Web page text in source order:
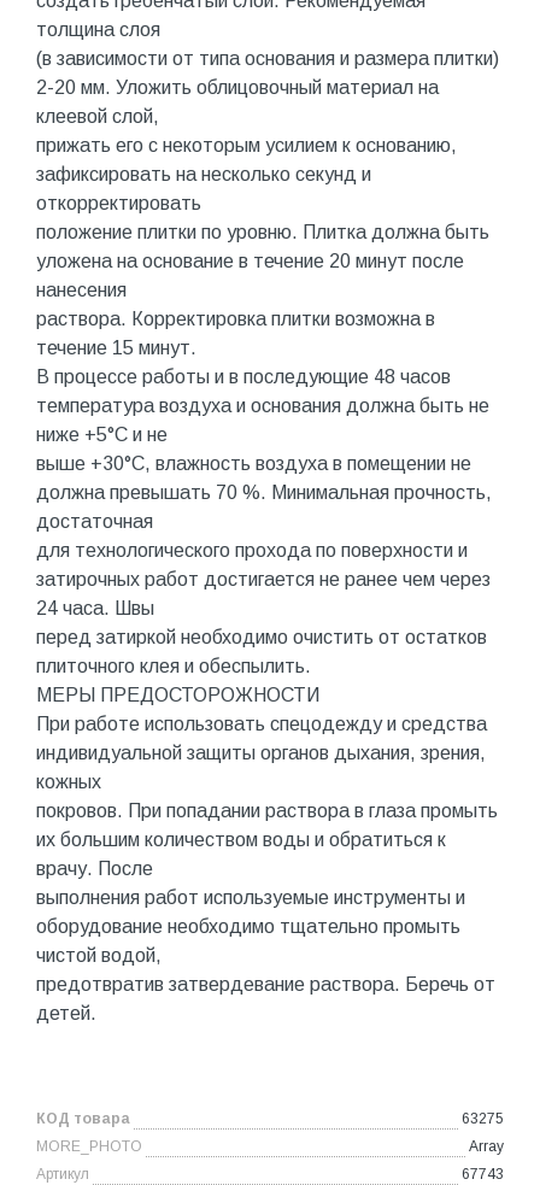
толщина слоя
(в зависимости от типа основания и размера плитки)
2-20 мм. Уложить облицовочный материал на
клеевой слой,
прижать его с некоторым усилием к основанию,
зафиксировать на несколько секунд и
откорректировать
положение плитки по уровню. Плитка должна быть
уложена на основание в течение 20 минут после
нанесения
раствора. Корректировка плитки возможна в
течение 15 минут.
В процессе работы и в последующие 48 часов
температура воздуха и основания должна быть не
ниже +5°С и не
выше +30°С, влажность воздуха в помещении не
должна превышать 70 %. Минимальная прочность,
достаточная
для технологического прохода по поверхности и
затирочных работ достигается не ранее чем через
24 часа. Швы
перед затиркой необходимо очистить от остатков
плиточного клея и обеспылить.
МЕРЫ ПРЕДОСТОРОЖНОСТИ
При работе использовать спецодежду и средства
индивидуальной защиты органов дыхания, зрения,
кожных
покровов. При попадании раствора в глаза промыть
их большим количеством воды и обратиться к
врачу. После
выполнения работ используемые инструменты и
оборудование необходимо тщательно промыть
чистой водой,
предотвратив затвердевание раствора. Беречь от
детей.
КОД товара
63275
MORE_PHOTO
Array
Артикул
67743